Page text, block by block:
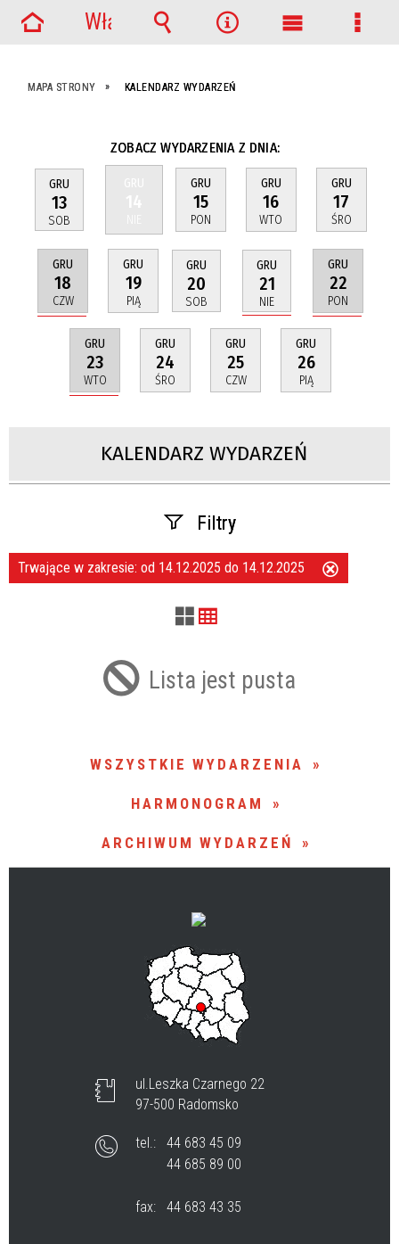
MAPA STRONY KALENDARZ WYDARZEŃ
ZOBACZ WYDARZENIA Z DNIA:
GRU
13
SOB
GRU
15
PON
GRU
16
WTO
GRU
17
ŚRO
GRU
18
CZW
GRU
19
PIĄ
GRU
20
SOB
GRU
21
NIE
GRU
22
PON
GRU
23
WTO
GRU
24
ŚRO
GRU
25
CZW
GRU
26
PIĄ
KALENDARZ WYDARZEŃ
Filtry
Szukana fraza
Organizator
Trwające w zakresie: od 14.12.2025 do 14.12.2025
Lista jest pusta
WSZYSTKIE WYDARZENIA
HARMONOGRAM
ARCHIWUM WYDARZEŃ
ul.Leszka Czarnego 22
97-500 Radomsko
tel.:
44 683 45 09
44 685 89 00
fax: 44 683 43 35
Włącz